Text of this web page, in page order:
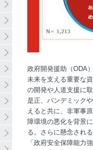
政府開発援助（ODA
未来を支える重要な
の開発や人道支援に
是正、パンデミック
えると共に、非軍事
障環境の悪化を背景
る。さらに懸念され
「政府安全保障能力